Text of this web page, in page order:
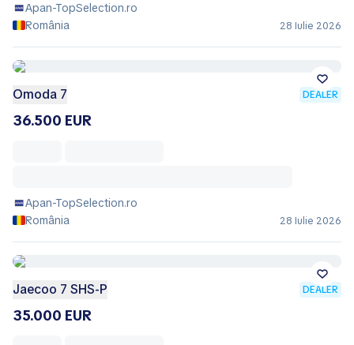
Apan-TopSelection.ro
România
28 Iulie 2026
Omoda 7 DEALER
36.500 EUR
Apan-TopSelection.ro
România
28 Iulie 2026
Jaecoo 7 SHS-P DEALER
35.000 EUR